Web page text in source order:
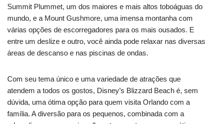
Summit Plummet, um dos maiores e mais altos toboáguas do
mundo, e a Mount Gushmore, uma imensa montanha com
várias opções de escorregadores para os mais ousados. E
entre um deslize e outro, você ainda pode relaxar nas diversas
áreas de descanso e nas piscinas de ondas.
Com seu tema único e uma variedade de atrações que
atendem a todos os gostos, Disney’s Blizzard Beach é, sem
dúvida, uma ótima opção para quem visita Orlando com a
família. A diversão para os pequenos, combinada com a